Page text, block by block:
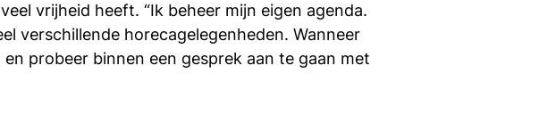
vrijheid heeft. “Ik beheer mijn eigen agenda.
verschillende horecagelegenheden. Wanneer
probeer binnen een gesprek aan te gaan met